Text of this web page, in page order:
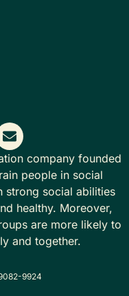
company founded
people in social
strong social abilities
healthy. Moreover,
are more likely to
and together.
9924